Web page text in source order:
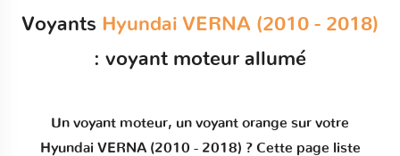
Voyants Hyundai VERNA (2010 - 2018)
: voyant moteur allumé
Un voyant moteur, un voyant orange sur votre
Hyundai VERNA (2010 - 2018) ? Cette page liste